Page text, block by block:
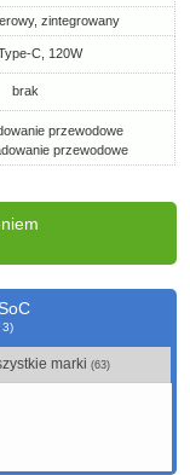
zintegrowany
C, 120W
brak
przewodowe
przewodowe
3)
marki (63)